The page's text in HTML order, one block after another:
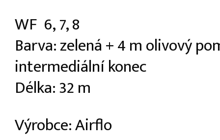
WF 6, 7, 8
Barva: zelená + 4 m olivový
intermediální konec
Délka: 32 m
Výrobce: Airflo